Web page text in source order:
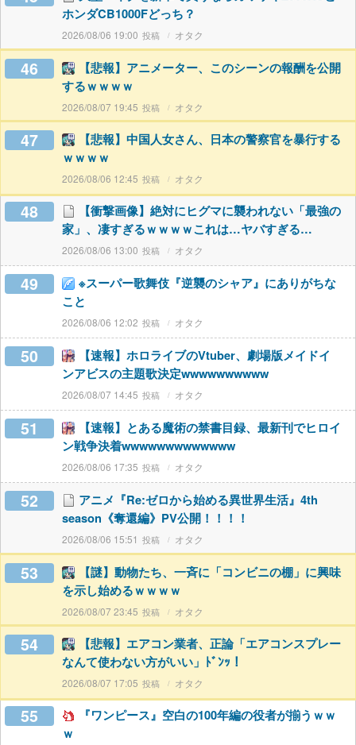
ホンダCB1000Fどっち？
2026/08/06 19:00 オタク
46
【悲報】アニメーター、このシーンの報酬を公開
するｗｗｗｗ
2026/08/07 19:45 オタク
47
【悲報】中国人女さん、日本の警察官を暴行する
ｗｗｗｗ
2026/08/06 12:45 オタク
48
【衝撃画像】絶対にヒグマに襲われない「最強の
家」、凄すぎるｗｗｗｗこれは…ヤバすぎる…
2026/08/06 13:00 オタク
49
※スーパー歌舞伎『逆襲のシャア』にありがちな
こと
2026/08/06 12:02 オタク
50
【速報】ホロライブのVtuber、劇場版メイドイ
ンアビスの主題歌決定wwwwwwwwww
2026/08/07 14:45 オタク
51
【速報】とある魔術の禁書目録、最新刊でヒロイ
ン戦争決着wwwwwwwwwwwww
2026/08/06 17:35 オタク
52
アニメ『Re:ゼロから始める異世界生活』4th
season《奪還編》PV公開！！！！
2026/08/06 15:51 オタク
53
【謎】動物たち、一斉に「コンビニの棚」に興味
を示し始めるｗｗｗｗ
2026/08/07 23:45 オタク
54
【悲報】エアコン業者、正論「エアコンスプレー
なんて使わない方がいい」ﾄﾞﾝｯ！
2026/08/07 17:05 オタク
55
『ワンピース』空白の100年編の役者が揃うｗｗ
ｗ